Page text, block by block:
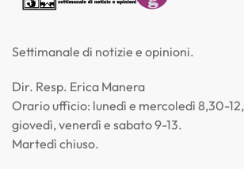
Settimanale di notizie e opinioni.
Dir. Resp. Erica Manera
Orario ufficio: lunedì e mercoledì 8,30-12,
giovedì, venerdì e sabato 9-13.
Martedì chiuso.